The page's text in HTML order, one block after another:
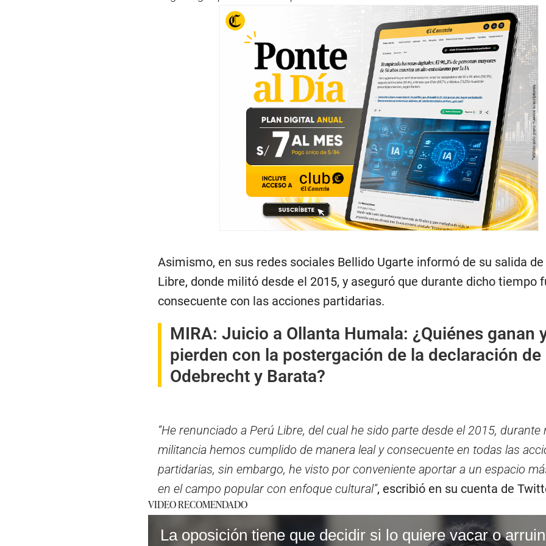
Asimismo, en sus redes sociales Bellido Ugarte informó de su salida
Libre, donde militó desde el 2015, y aseguró que durante dicho tiempo
consecuente con las acciones partidarias.
MIRA: Juicio a Ollanta Humala: ¿Quiénes ganan
pierden con la postergación de la declaración de
Odebrecht y Barata?
“He renunciado a Perú Libre, del cual he sido parte desde el 2015, durante
militancia hemos cumplido de manera leal y consecuente en todas las
partidarias, sin embargo, he visto por conveniente aportar a un espacio
en el campo popular con enfoque cultural”, escribió en su cuenta de
VIDEO RECOMENDADO